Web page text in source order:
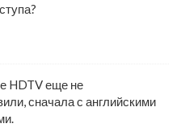
HDTV еще не
сначала с английскими